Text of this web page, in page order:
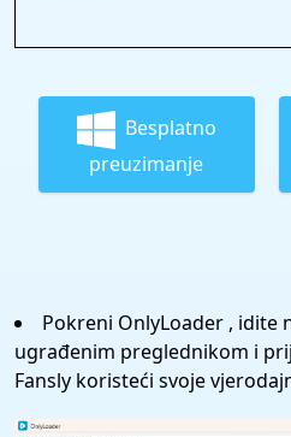
Besplatno
preuzimanje
Pokreni OnlyLoader , idite
ugrađenim preglednikom i
Fansly koristeći svoje